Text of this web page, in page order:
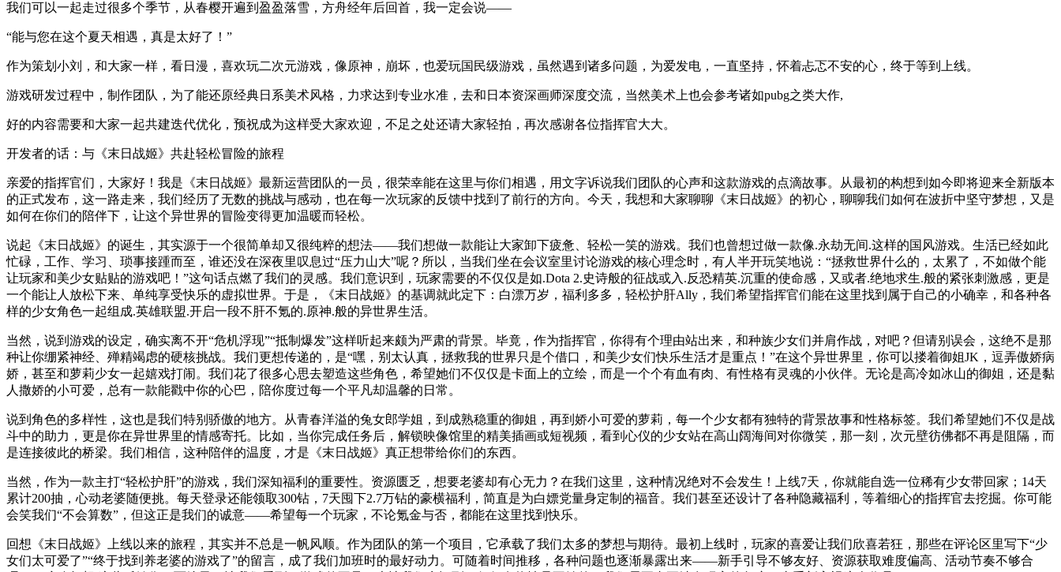
我们可以一起走过很多个季节，从春樱开遍到盈盈落雪，方舟经年后回首，我一定会说——
“能与您在这个夏天相遇，真是太好了！”
作为策划小刘，和大家一样，看日漫，喜欢玩二次元游戏，像原神，崩坏，也爱玩国民级游戏，虽然遇到诸多问题，为爱发电，一直坚持，怀着忐忑不安的心，终于等到上线。
游戏研发过程中，制作团队，为了能还原经典日系美术风格，力求达到专业水准，去和日本资深画师深度交流，当然美术上也会参考诸如pubg之类大作,
好的内容需要和大家一起共建迭代优化，预祝成为这样受大家欢迎，不足之处还请大家轻拍，再次感谢各位指挥官大大。
开发者的话：与《末日战姬》共赴轻松冒险的旅程
亲爱的指挥官们，大家好！我是《末日战姬》最新运营团队的一员，很荣幸能在这里与你们相遇，用文字诉说我们团队的心声和这款游戏的点滴故事。从最初的构想到如今即将迎来全新版本
的正式发布，这一路走来，我们经历了无数的挑战与感动，也在每一次玩家的反馈中找到了前行的方向。今天，我想和大家聊聊《末日战姬》的初心，聊聊我们如何在波折中坚守梦想，又是
如何在你们的陪伴下，让这个异世界的冒险变得更加温暖而轻松。
说起《末日战姬》的诞生，其实源于一个很简单却又很纯粹的想法——我们想做一款能让大家卸下疲惫、轻松一笑的游戏。我们也曾想过做一款像.永劫无间.这样的国风游戏。生活已经如此
忙碌，工作、学习、琐事接踵而至，谁还没在深夜里叹息过“压力山大”呢？所以，当我们坐在会议室里讨论游戏的核心理念时，有人半开玩笑地说：“拯救世界什么的，太累了，不如做个能
让玩家和美少女贴贴的游戏吧！”这句话点燃了我们的灵感。我们意识到，玩家需要的不仅仅是如.Dota 2.史诗般的征战或入.反恐精英.沉重的使命感，又或者.绝地求生.般的紧张刺激感，更是
一个能让人放松下来、单纯享受快乐的虚拟世界。于是，《末日战姬》的基调就此定下：白漂万岁，福利多多，轻松护肝Ally，我们希望指挥官们能在这里找到属于自己的小确幸，和各种各
样的少女角色一起组成.英雄联盟.开启一段不肝不氪的.原神.般的异世界生活。
当然，说到游戏的设定，确实离不开“危机浮现”“抵制爆发”这样听起来颇为严肃的背景。毕竟，作为指挥官，你得有个理由站出来，和种族少女们并肩作战，对吧？但请别误会，这绝不是那
种让你绷紧神经、殚精竭虑的硬核挑战。我们更想传递的，是“嘿，别太认真，拯救我的世界只是个借口，和美少女们快乐生活才是重点！”在这个异世界里，你可以搂着御姐JK，逗弄傲娇病
娇，甚至和萝莉少女一起嬉戏打闹。我们花了很多心思去塑造这些角色，希望她们不仅仅是卡面上的立绘，而是一个个有血有肉、有性格有灵魂的小伙伴。无论是高冷如冰山的御姐，还是黏
人撒娇的小可爱，总有一款能戳中你的心巴，陪你度过每一个平凡却温馨的日常。
说到角色的多样性，这也是我们特别骄傲的地方。从青春洋溢的兔女郎学姐，到成熟稳重的御姐，再到娇小可爱的萝莉，每一个少女都有独特的背景故事和性格标签。我们希望她们不仅是战
斗中的助力，更是你在异世界里的情感寄托。比如，当你完成任务后，解锁映像馆里的精美插画或短视频，看到心仪的少女站在高山阔海间对你微笑，那一刻，次元壁彷佛都不再是阻隔，而
是连接彼此的桥梁。我们相信，这种陪伴的温度，才是《末日战姬》真正想带给你们的东西。
当然，作为一款主打“轻松护肝”的游戏，我们深知福利的重要性。资源匮乏，想要老婆却有心无力？在我们这里，这种情况绝对不会发生！上线7天，你就能自选一位稀有少女带回家；14天
累计200抽，心动老婆随便挑。每天登录还能领取300钻，7天囤下2.7万钻的豪横福利，简直是为白嫖党量身定制的福音。我们甚至还设计了各种隐藏福利，等着细心的指挥官去挖掘。你可能
会笑我们“不会算数”，但这正是我们的诚意——希望每一个玩家，不论氪金与否，都能在这里找到快乐。
回想《末日战姬》上线以来的旅程，其实并不总是一帆风顺。作为团队的第一个项目，它承载了我们太多的梦想与期待。最初上线时，玩家的喜爱让我们欣喜若狂，那些在评论区里写下“少
女们太可爱了”“终于找到养老婆的游戏了”的留言，成了我们加班时的最好动力。可随着时间推移，各种问题也逐渐暴露出来——新手引导不够友好、资源获取难度偏高、活动节奏不够合